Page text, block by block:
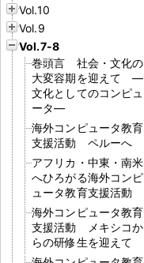
Vol.10
Vol.9
Vol.7-8
巻頭言 社会・文化の
大変容期を迎えて ―
文化としてのコンピュ
ータ―
海外コンピュータ教育
支援活動 ペルーへ
アフリカ・中東・南米
へひろがる海外コンピ
ュータ教育支援活動
海外コンピュータ教育
支援活動 メキシコか
らの研修生を迎えて